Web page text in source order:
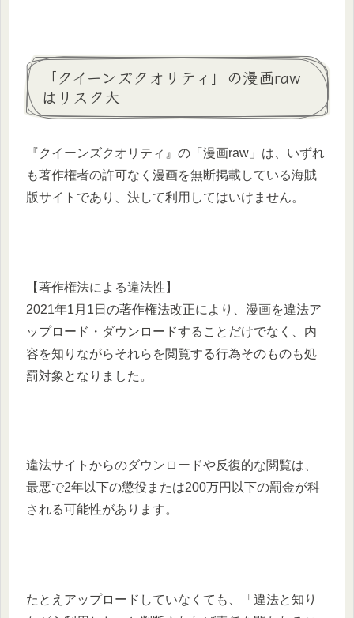
「クイーンズクオリティ」の漫画raw
はリスク大
『クイーンズクオリティ』の「漫画raw」は、いずれ
も著作権者の許可なく漫画を無断掲載している海賊
版サイトであり、決して利用してはいけません。
【著作権法による違法性】
2021年1月1日の著作権法改正により、漫画を違法ア
ップロード・ダウンロードすることだけでなく、内
容を知りながらそれらを閲覧する行為そのものも処
罰対象となりました。
違法サイトからのダウンロードや反復的な閲覧は、
最悪で2年以下の懲役または200万円以下の罰金が科
される可能性があります。
たとえアップロードしていなくても、「違法と知り